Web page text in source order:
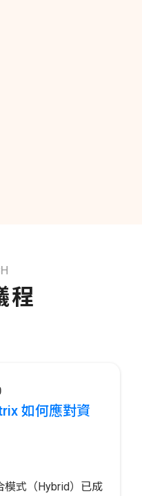
程
如何應對資
模式（Hybrid）已成